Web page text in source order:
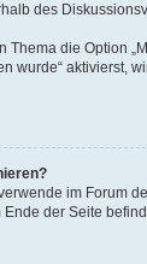
des
Thema die Option
wurde“ aktivierst,
im Forum
Ende der Seite